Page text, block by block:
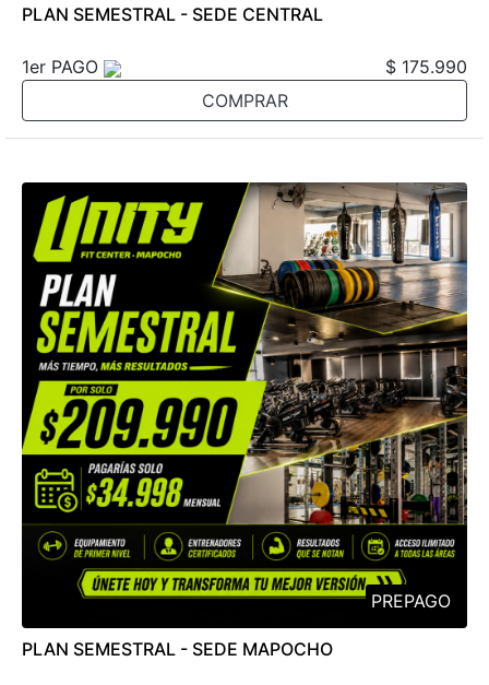
PLAN SEMESTRAL - SEDE CENTRAL
1er PAGO
$ 175.990
COMPRAR
PREPAGO
PLAN SEMESTRAL - SEDE MAPOCHO